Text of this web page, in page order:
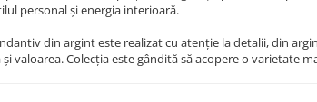
personal și energia interioară.
din argint este realizat cu atenție la detalii, din
valoarea. Colecția este gândită să acopere o varietate